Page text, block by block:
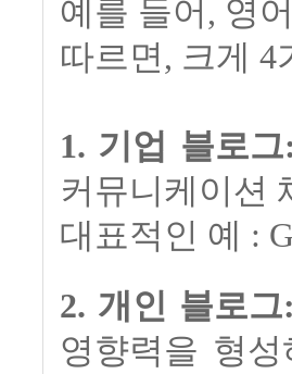
예를 들어, 영
따르면, 크게
1. 기업 블로그:
커뮤니케이션
대표적인 예 :
2. 개인 블로그:
영향력을 형